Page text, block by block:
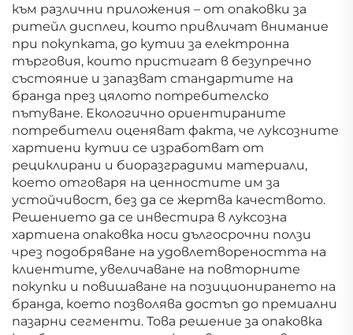
към различни приложения – от опаковки за
ритейл дисплеи, които привличат внимание
при покупката, до кутии за електронна
търговия, които пристигат в безупречно
състояние и запазват стандартите на
бранда през цялото потребителско
пътуване. Екологично ориентираните
потребители оценяват факта, че луксозните
хартиени кутии се изработват от
рециклирани и биоразградими материали,
което отговаря на ценностите им за
устойчивост, без да се жертва качеството.
Решението да се инвестира в луксозна
хартиена опаковка носи дългосрочни ползи
чрез подобряване на удовлетвореността на
клиентите, увеличаване на повторните
покупки и повишаване на позиционирането на
бранда, което позволява достъп до премиални
пазарни сегменти. Това решение за опаковка